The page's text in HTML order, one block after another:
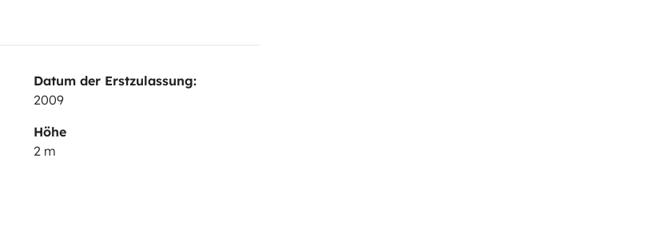
Datum der Erstzulassung:
2009
Höhe
2 m